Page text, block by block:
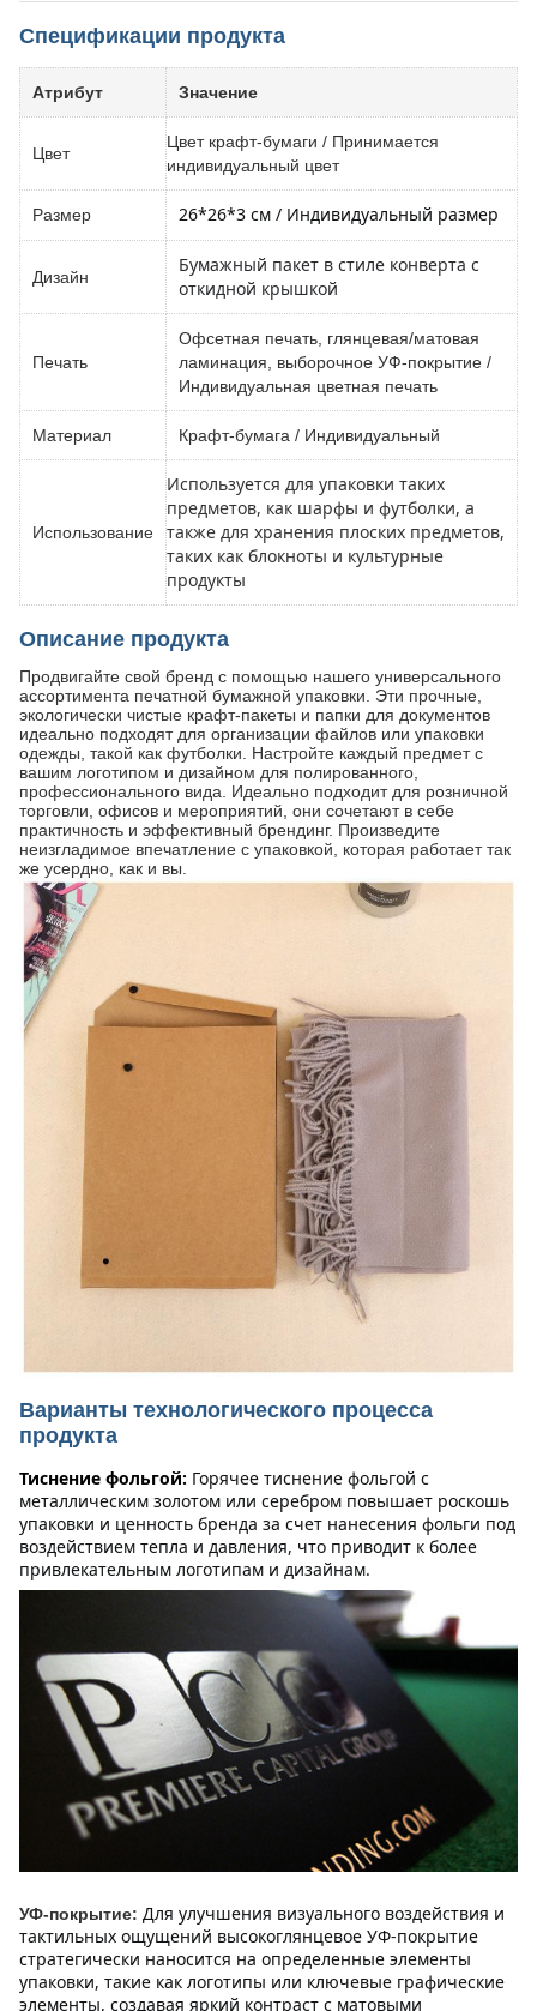
Спецификации продукта
Атрибут Значение
Цвет
Цвет крафт-бумаги / Принимается
индивидуальный цвет
Размер 26*26*3 см / Индивидуальный размер
Дизайн
Бумажный пакет в стиле конверта с
откидной крышкой
Печать
Офсетная печать, глянцевая/матовая
ламинация, выборочное УФ-покрытие /
Индивидуальная цветная печать
Материал Крафт-бумага / Индивидуальный
Использование
Используется для упаковки таких
предметов, как шарфы и футболки, а
также для хранения плоских предметов,
таких как блокноты и культурные
продукты
Описание продукта
Продвигайте свой бренд с помощью нашего универсального
ассортимента печатной бумажной упаковки. Эти прочные,
экологически чистые крафт-пакеты и папки для документов
идеально подходят для организации файлов или упаковки
одежды, такой как футболки. Настройте каждый предмет с
вашим логотипом и дизайном для полированного,
профессионального вида. Идеально подходит для розничной
торговли, офисов и мероприятий, они сочетают в себе
практичность и эффективный брендинг. Произведите
неизгладимое впечатление с упаковкой, которая работает так
же усердно, как и вы.
Варианты технологического процесса
продукта
Тиснение фольгой: Горячее тиснение фольгой с
металлическим золотом или серебром повышает роскошь
упаковки и ценность бренда за счет нанесения фольги под
воздействием тепла и давления, что приводит к более
привлекательным логотипам и дизайнам.
УФ-покрытие: Для улучшения визуального воздействия и
тактильных ощущений высокоглянцевое УФ-покрытие
стратегически наносится на определенные элементы
упаковки, такие как логотипы или ключевые графические
элементы, создавая яркий контраст с матовыми